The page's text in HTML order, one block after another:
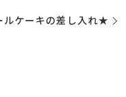
ルケーキの差し入れ★